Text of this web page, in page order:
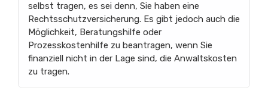
selbst tragen, es sei denn, Sie haben eine
Rechtsschutzversicherung. Es gibt jedoch auch die
Möglichkeit, Beratungshilfe oder
Prozesskostenhilfe zu beantragen, wenn Sie
finanziell nicht in der Lage sind, die Anwaltskosten
zu tragen.